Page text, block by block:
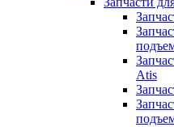
Atis